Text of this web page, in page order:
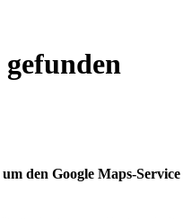
den Google Maps-Service